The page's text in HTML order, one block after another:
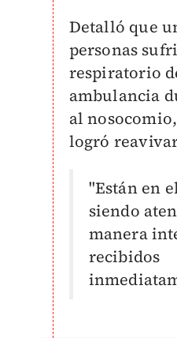
Detalló que
personas
respiratorio
ambulancia
al
logró
"Están en
siendo
manera
recibidos